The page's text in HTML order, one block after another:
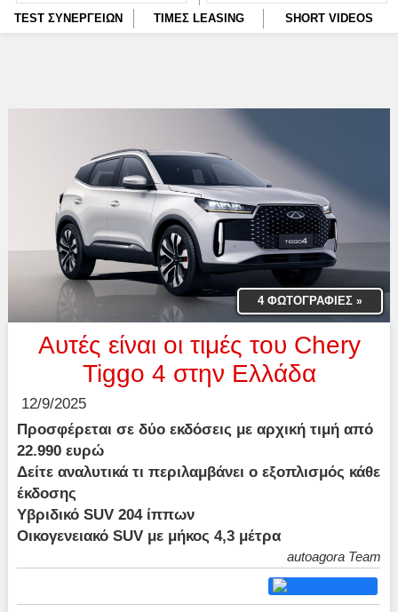
TEST ΣΥΝΕΡΓΕΙΩΝ ΤΙΜΕΣ LEASING SHORT VIDEOS
4 ΦΩΤΟΓΡΑΦΙΕΣ »
Αυτές είναι οι τιμές του Chery
Tiggo 4 στην Ελλάδα
12/9/2025
Προσφέρεται σε δύο εκδόσεις με αρχική τιμή από
22.990 ευρώ
Δείτε αναλυτικά τι περιλαμβάνει ο εξοπλισμός κάθε
έκδοσης
Υβριδικό SUV 204 ίππων
Οικογενειακό SUV με μήκος 4,3 μέτρα
autoagora Team